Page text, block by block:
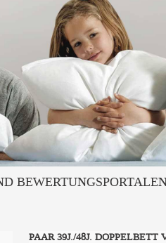
PAAR 39J./48J. DOPPELBETT